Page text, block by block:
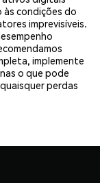
condições do
imprevisíveis.
implemente
o que pode
perdas